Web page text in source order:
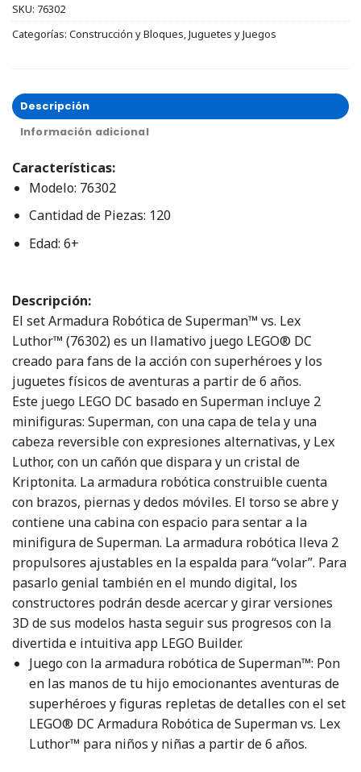
SKU: 76302
Categorías: Construcción y Bloques,Juguetes y Juegos
Descripción
Información adicional
Características:
Modelo: 76302
Cantidad de Piezas: 120
Edad: 6+
Descripción:
El set Armadura Robótica de Superman™ vs. Lex
Luthor™ (76302) es un llamativo juego LEGO® DC
creado para fans de la acción con superhéroes y los
juguetes físicos de aventuras a partir de 6 años.
Este juego LEGO DC basado en Superman incluye 2
minifiguras: Superman, con una capa de tela y una
cabeza reversible con expresiones alternativas, y Lex
Luthor, con un cañón que dispara y un cristal de
Kriptonita. La armadura robótica construible cuenta
con brazos, piernas y dedos móviles. El torso se abre y
contiene una cabina con espacio para sentar a la
minifigura de Superman. La armadura robótica lleva 2
propulsores ajustables en la espalda para “volar”. Para
pasarlo genial también en el mundo digital, los
constructores podrán desde acercar y girar versiones
3D de sus modelos hasta seguir sus progresos con la
divertida e intuitiva app LEGO Builder.
Juego con la armadura robótica de Superman™: Pon
en las manos de tu hijo emocionantes aventuras de
superhéroes y figuras repletas de detalles con el set
LEGO® DC Armadura Robótica de Superman vs. Lex
Luthor™ para niños y niñas a partir de 6 años.